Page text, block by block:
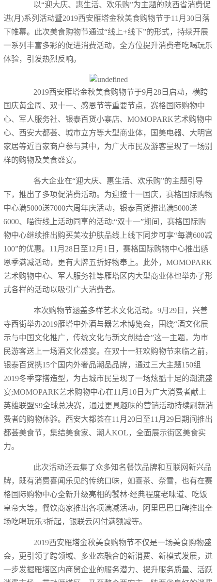
以“迎大庆、惠生活、欢乐购”为主题的陕西省消费促
进(月)系列活动暨2019西安雁塔金秋美食购物节于11月30日落
下帷幕。此次美食购物节通过“线上+线下”的形式，持续开展
一系列丰富多彩的促进消费活动，全方位提升消费者吃喝玩乐
体验，引发热烈反响。
2019西安雁塔金秋美食购物节于9月28日启动，横跨
国庆黄金周、双十一、感恩节等重要节点，赛格国际购物中
心、军人服务社、银泰百货小寨店、MOMOPARK艺术购物中
心、西安大都荟、城市立方等大型商业体，国美电器、大明宫
家居等近百家商户参与其中，为广大市民及游客呈现了一场别
样的购物及美食盛宴。
各大企业在“迎大庆、惠生活、欢乐购”的主题引导
下，推出了多项促消费活动。为迎接十一国庆，赛格国际购物
中心满5000送7000六周年庆活动，银泰百货推出满5000送
6000、喵街线上活动同享的活动;“双十一”期间，赛格国际购
物中心继续推出购买美妆护肤品线上线下同步可享“每满600减
100”的优惠。11月28日至12月1日，赛格国际购物中心推出感
恩季满减活动，更有大牌五折好物奉上。此外，MOMOPARK
艺术购物中心、军人服务社等雁塔区内大型商业体也举办了形
式各样的活动以吸引广大消费者。
本次购物节涵盖多样艺术文化活动。9月29日，兴善
寺西街举办2019雁塔中外酒与器艺术博览会，围绕“酒文化展
示与中国文化推广，传统文化与新文创结合”这一主题，为市
民游客送上一场酒文化盛宴。在双十一狂欢购物节来临之前，
银泰百货携15个国内外奢品潮品品牌，通过三大主题150组
2019冬季穿搭造型，为古城市民呈现了一场炫酷十足的潮流盛
宴;MOMOPARK艺术购物中心在11月10日为广大消费者献上
英雄联盟S9全球总决赛，通过更具趣味的营销活动持续刷新消
费者的购物体验。西安大都荟在11月20日至11月29日期间推出
都荟美食节，集结美食家、潮人KOL，全面展示街区美食实
力。
此次活动还云集了众多知名餐饮品牌和互联网新兴品
牌，既有消费喜闻乐见的传统口味，如喜茶、奈雪，也有在赛
格国际购物中心全新升级亮相的饕林·经典程度老味道、吃饭
皇帝大等。餐饮商家推出各项满减活动，阿里巴巴口碑推出全
场吃喝玩乐3折起，银联云闪付满额减等。
2019西安雁塔金秋美食购物节不仅是一场美食购物盛
会，更引领了跨领域、多业态融合的新消费、新模式发展，进
一步发掘雁塔区内商贸企业的服务潜力、提升服务质量、活跃